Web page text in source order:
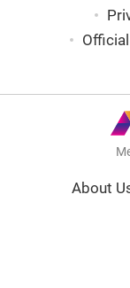
About